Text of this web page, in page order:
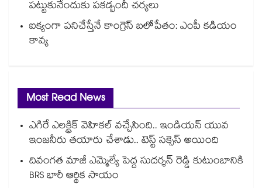
పట్టుకునేందుకు పకడ్బందీ చర్యలు
ఐక్యంగా పనిచేస్తేనే కాంగ్రెస్ బలోపేతం: ఎంపీ కడియం
కావ్య
Most Read News
ఎగిరే ఎలక్ట్రిక్ వెహికల్ వచ్చేసింది.. ఇండియన్ యువ
ఇంజనీరు తయారు చేశాడు.. టెస్ట్ సక్సెస్ అయింది
దివంగత మాజీ ఎమ్మెల్యే పెద్ద సుదర్శన్ రెడ్డి కుటుంబానికి
BRS భారీ ఆర్థిక సాయం